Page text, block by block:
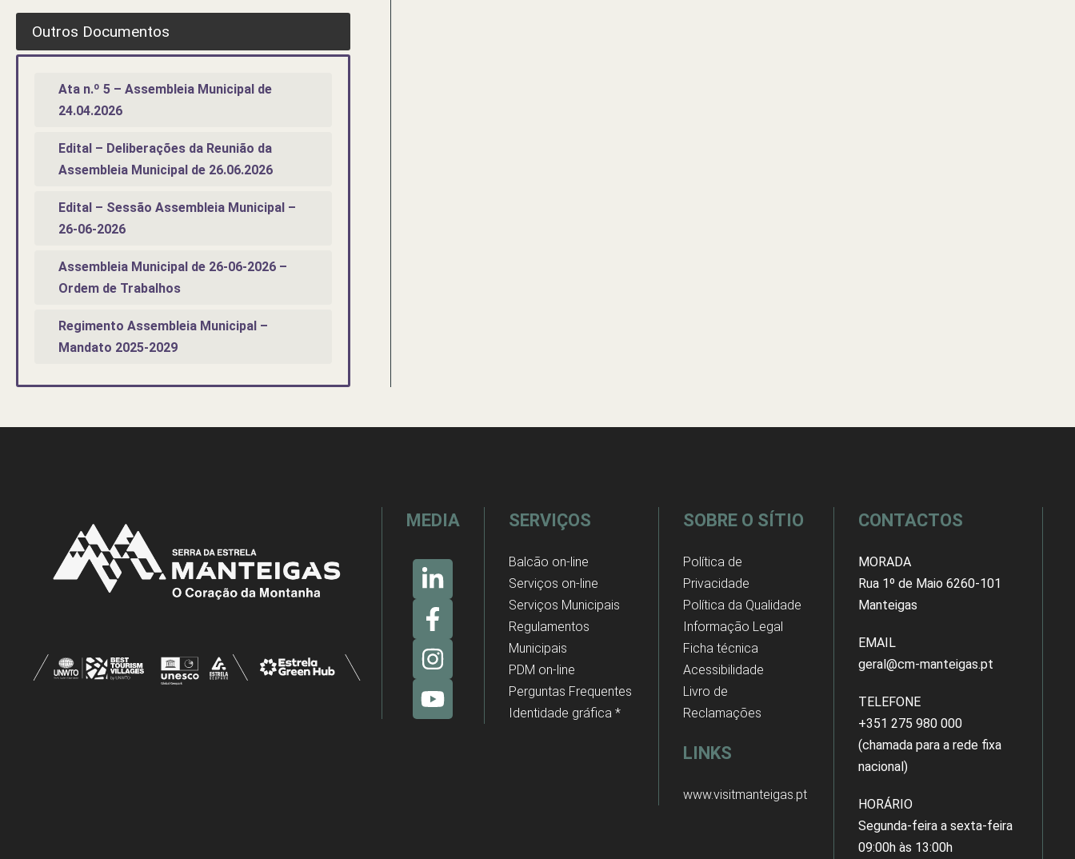
Outros Documentos
Ata n.º 5 – Assembleia Municipal de
24.04.2026
Edital – Deliberações da Reunião da
Assembleia Municipal de 26.06.2026
Edital – Sessão Assembleia Municipal –
26-06-2026
Assembleia Municipal de 26-06-2026 –
Ordem de Trabalhos
Regimento Assembleia Municipal –
Mandato 2025-2029
MEDIA SERVIÇOS
Balcão on-line
Serviços on-line
Serviços Municipais
Regulamentos
Municipais
PDM on-line
Perguntas Frequentes
Identidade gráfica *
SOBRE O SÍTIO
Política de
Privacidade
Política da Qualidade
Informação Legal
Ficha técnica
Acessibilidade
Livro de
Reclamações
LINKS
www.visitmanteigas.pt
CONTACTOS
MORADA
Rua 1º de Maio 6260-101
Manteigas
EMAIL
geral@cm-manteigas.pt
TELEFONE
+351 275 980 000
(chamada para a rede fixa
nacional)
HORÁRIO
Segunda-feira a sexta-feira
09:00h às 13:00h